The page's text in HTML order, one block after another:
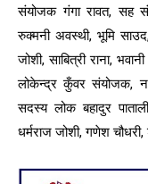
संयोजक गंगा रावत, सह
रुक्मनी अवस्थी, भूमि साउद,
जोशी, साबित्री राना,
लोकेन्द्र कुँवर संयोजक,
सदस्य लोक बहादुर
धर्मराज जोशी, गणेश